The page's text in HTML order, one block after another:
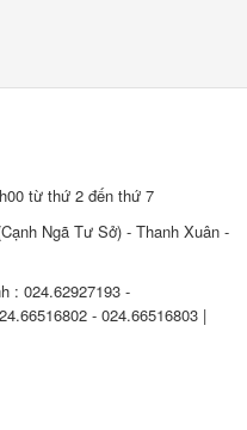
từ thứ 2 đến thứ 7
Ngã Tư Sở) - Thanh Xuân -
: 024.62927193 -
- 024.66516803 |